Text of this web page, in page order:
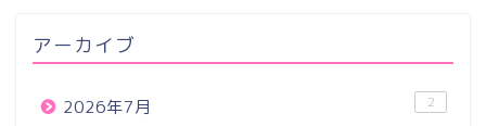
アーカイブ
2026年7月 2